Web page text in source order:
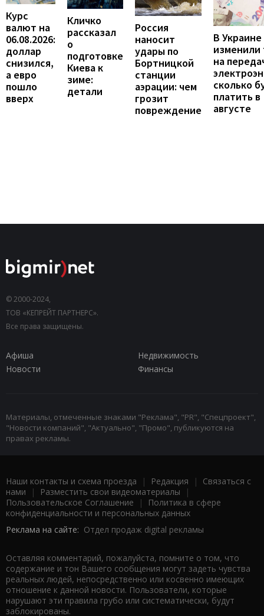
Курс
валют на
06.08.2026:
доллар
снизился,
а евро
пошло
вверх
Кличко
рассказал
о
подготовке
Киева к
зиме:
детали
Россия
наносит
удары по
Бортницкой
станции
аэрации: чем
грозит
повреждение
В Украине
на
сколько
платить в
августе
© 2000-2024,
ТОВ «КЕПРЕЙТ ПАРТНЕРС».
Все права защищены.
Афиша
Недвижимость
Новости
Финансы
Материалы, отмеченные знаками "Реклама", "PR", "Спецпроект",
"Новости компаний", "Актуально", "Промо", публикуются на
правах рекламы.
Наши контакты и схема проезда | Редакция | Связаться с
нами | Разместить свои видеоматериалы |
Пользовательское Соглашение |
Политика в сфере
конфиденциальности и персональных данных
Реклама на сайте: Отдел продаж digital рекламы
Оставляя комментарий, пожалуйста, помните о том, что
содержание и тон Вашего сообщения могут задеть чувства
реальных людей, непосредственно или косвенно имеющих
отношение к данной новости. Пользователи, которые
нарушают эти правила грубо или систематически, будут
заблокированы.